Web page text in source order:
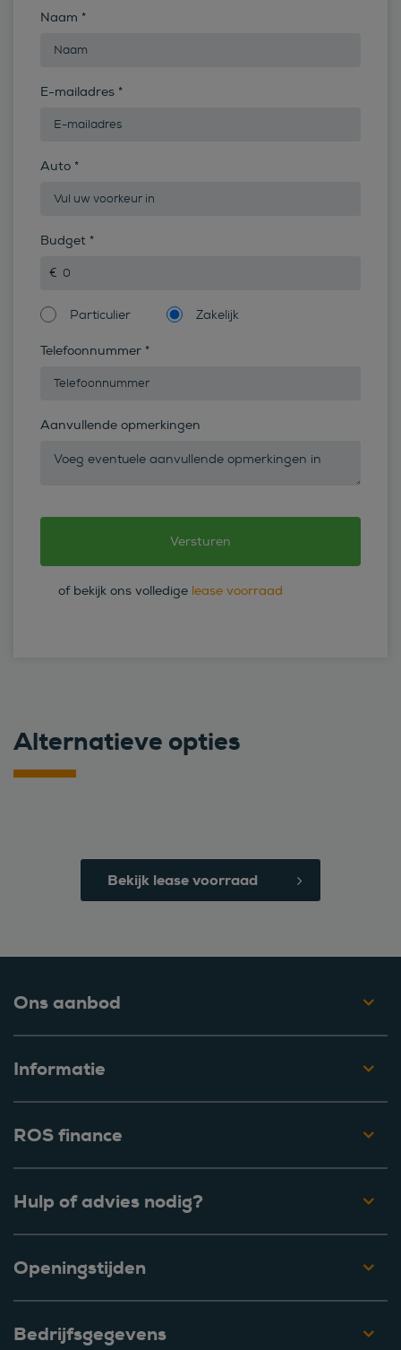
Naam *
E-mailadres *
Auto *
Budget *
Particulier Zakelijk
Telefoonnummer *
Aanvullende opmerkingen
of bekijk ons volledige lease voorraad
Alternatieve opties
Bekijk lease voorraad
Ons aanbod
Informatie
ROS finance
Hulp of advies nodig?
Openingstijden
Bedrijfsgegevens